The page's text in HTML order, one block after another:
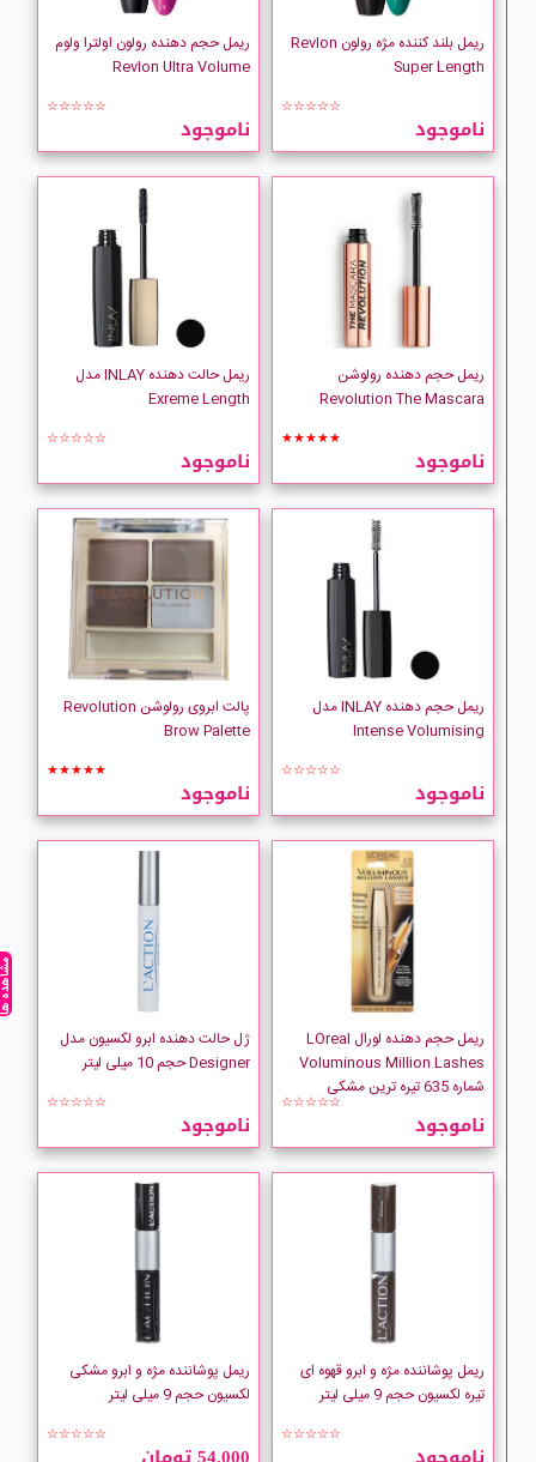
deep romance
Dior
doucce
Essence
Golden Rose
HANTIN
INLAY
ISADORA
KIKO Milano
LACTION
LANCOME
LOREAL
MAYBELLINE
Miba
MILANI
My
NARS
nee MAKE UP
Oriflame
REVLON
REVOLUTION
Rimmel London
ریمل بلند کننده مژه رولون Revlon
Super Length
☆☆☆☆☆
ناموجود
ریمل حجم دهنده رولون اولترا ولوم
Revlon Ultra Volume
☆☆☆☆☆
ناموجود
ریمل حجم دهنده رولوشن
Revolution The Mascara
★★★★★
ناموجود
ریمل حالت دهنده INLAY مدل
Exreme Length
☆☆☆☆☆
ناموجود
ریمل حجم دهنده INLAY مدل
Intense Volumising
☆☆☆☆☆
ناموجود
پالت ابروی رولوشن Revolution
Brow Palette
★★★★★
ناموجود
ریمل حجم دهنده لورال LOreal
Voluminous Million Lashes
شماره 635 تیره ترین مشکی
☆☆☆☆☆
ناموجود
ژل حالت دهنده ابرو لکسیون مدل
Designer حجم 10 میلی لیتر
☆☆☆☆☆
ناموجود
ریمل پوشاننده مژه و ابرو قهوه ای
تیره لکسیون حجم 9 میلی لیتر
☆☆☆☆☆
ریمل پوشاننده مژه و ابرو مشکی
لکسیون حجم 9 میلی لیتر
☆☆☆☆☆